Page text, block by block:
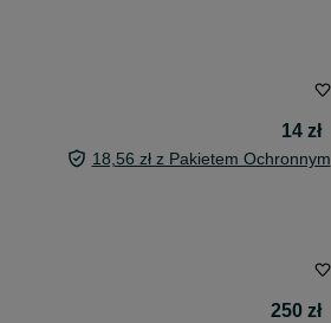
14 zł
18,56 zł z Pakietem Ochronnym
250 zł